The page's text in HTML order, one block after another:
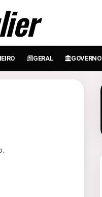
GERAL GOVERNO